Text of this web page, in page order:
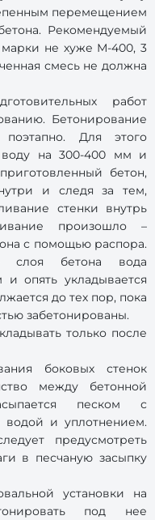
перемещением
Рекомендуемый
марки не хуже М-400, 3
смесь не должна
работ
Бетонирование
поэтапно. Для этого
воду на 300-400 мм и
бетон,
и следя за тем,
стенки внутрь
произошло –
с помощью распора.
слоя бетона вода
опять укладывается
до тех пор, пока
забетонированы.
только после
боковых стенок
между бетонной
песком с
и уплотнением.
предусмотреть
в песчаную засыпку
установки на
под нее